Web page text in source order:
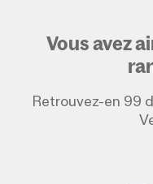
Vous avez
Retrouvez-en 99